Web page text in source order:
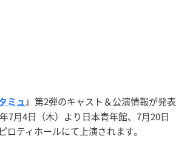
ミュ 』 第2弾のキャスト＆公演情報が発表
7月4日（木）より日本青年館、7月20日
ロティホールにて上演されます。